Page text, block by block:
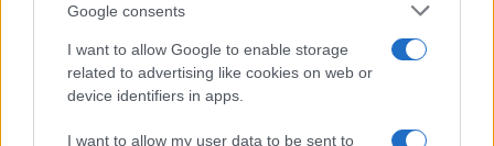
Google consents
I want to allow Google to enable storage
related to advertising like cookies on web or
device identifiers in apps.
I want to allow my user data to be sent to